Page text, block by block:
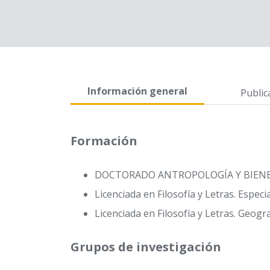
Información general
Formación
DOCTORADO ANTROPOLOGÍA Y
Licenciada en Filosofía y Letras.
Licenciada en Filosofía y Letras.
Grupos de investigación